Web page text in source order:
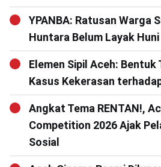
YPANBA: Ratusan Warga
Huntara Belum Layak Huni
Elemen Sipil Aceh: Bentuk
Kasus Kekerasan
Angkat Tema RENTAN!,
Competition 2026 Ajak
Sosial